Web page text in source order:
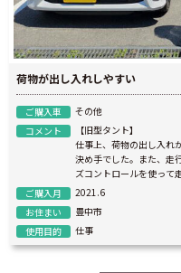
荷物が出し入れしやすい
ご購入車
その他
コメント
【旧型タント】
仕事上、荷物の出し入れ
決め手でした。また、走
ズコントロールを使って
ご購入月
2021.6
お住まい
豊中市
使用目的
仕事